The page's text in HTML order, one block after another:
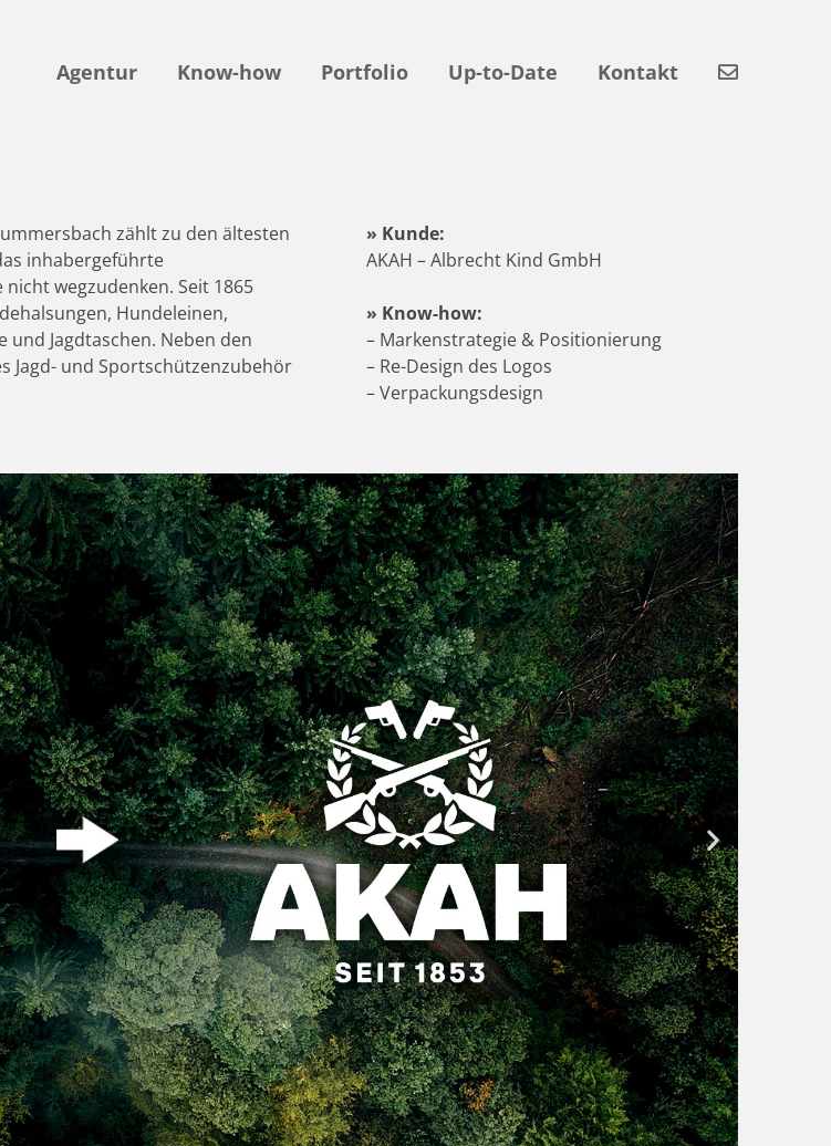
Agentur Know-how Portfolio Up-to-Date Kontakt
zählt zu den ältesten
inhabergeführte
wegzudenken. Seit 1865
Hundeleinen,
und Jagdtaschen. Neben den
Jagd- und Sportschützenzubehör
» Kunde:
AKAH – Albrecht Kind GmbH
» Know-how:
– Markenstrategie & Positionierung
– Re-Design des Logos
– Verpackungsdesign